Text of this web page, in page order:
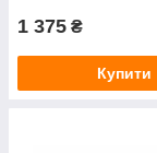
1 375 ₴
Купити